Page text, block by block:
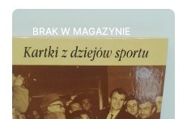
BRAK W MAGAZYNIE